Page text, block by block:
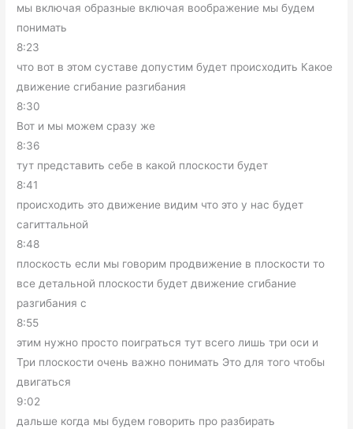
мы включая образные включая воображение мы будем
понимать
8:23
что вот в этом суставе допустим будет происходить Какое
движение сгибание разгибания
8:30
Вот и мы можем сразу же
8:36
тут представить себе в какой плоскости будет
8:41
происходить это движение видим что это у нас будет
сагиттальной
8:48
плоскость если мы говорим продвижение в плоскости то
все детальной плоскости будет движение сгибание
разгибания с
8:55
этим нужно просто поиграться тут всего лишь три оси и
Три плоскости очень важно понимать Это для того чтобы
двигаться
9:02
дальше когда мы будем говорить про разбирать